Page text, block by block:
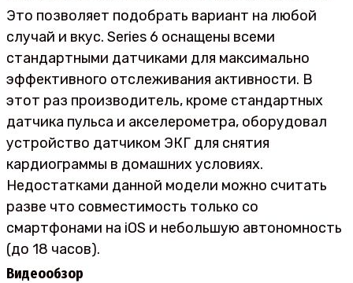
Это позволяет подобрать вариант на любой
случай и вкус. Series 6 оснащены всеми
стандартными датчиками для максимально
эффективного отслеживания активности. В
этот раз производитель, кроме стандартных
датчика пульса и акселерометра, оборудовал
устройство датчиком ЭКГ для снятия
кардиограммы в домашних условиях.
Недостатками данной модели можно считать
разве что совместимость только со
смартфонами на iOS и небольшую автономность
(до 18 часов).
Видеообзор